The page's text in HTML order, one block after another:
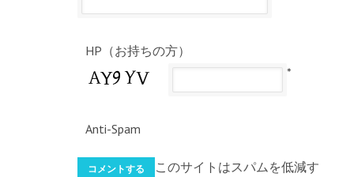
HP（お持ちの方）
Anti-Spam
*
このサイトはスパムを低減す